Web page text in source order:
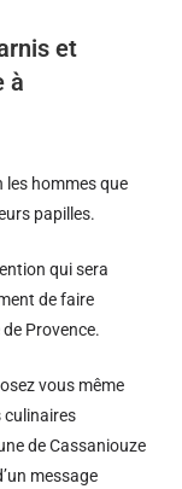
et
à
les hommes que
papilles.
qui sera
de faire
Provence.
vous même
culinaires
de Cassaniouze
message